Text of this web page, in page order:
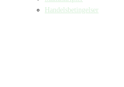
Handelsbetingelser